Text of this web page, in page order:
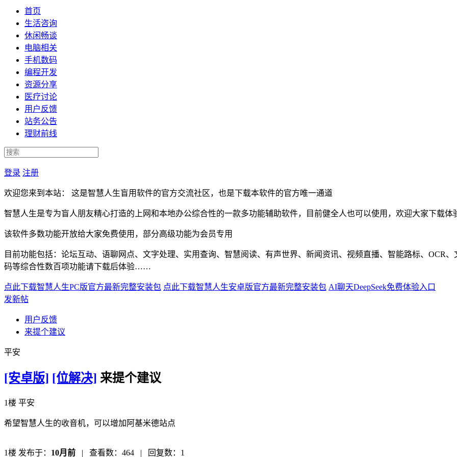
首页
生活咨询
休闲畅谈
电脑相关
手机数码
编程开发
资源分享
医疗讨论
用户反馈
站务公告
理财前线
登录 注册
欢迎您来到本站： 这是智慧人生盲用软件的官方交流社区，也是下载本软件的官方唯一通道
智慧人生是专为盲人朋友精心打造的上网和本地办公综合性的一款多功能辅助软件，目前健全人也可以使用，欢迎大家下载体
该软件多数功能开放给大家免费使用，部分高级功能为会员专用
目前功能包括：论坛互动、语聊网点、文字处理、实用查询、智慧阅读、有声世界、新闻资讯、视频直播、智能路标、OCR
码等综合性数百项功能请下载后体验……
点此下载智慧人生PC版官方最新完整安装包 点此下载智慧人生安卓版官方最新完整安装包 AI聊天DeepSeek免费体验入口
发新帖
用户反馈
来提个建议
平安
[安卓版] [位解决] 来提个建议
1楼 平安
希望智慧人生的收音机，可以增加阿基米德站点
1楼 发布于： 10月前 | 查看数： 464 | 回复数：1